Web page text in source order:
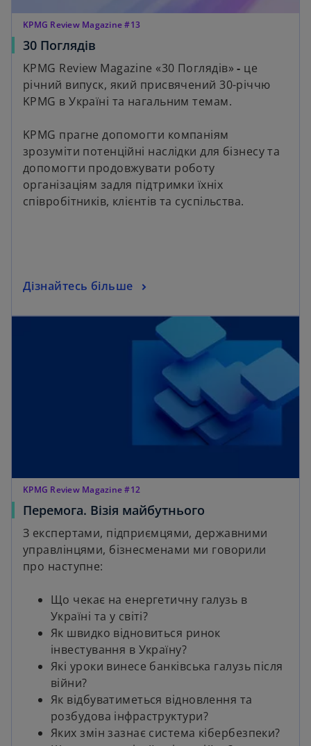
KPMG Review Magazine #13
30 Поглядів
KPMG Review Magazine «30 Поглядів» - це
річний випуск, який присвячений 30-річчю
KPMG в Україні та нагальним темам.
KPMG прагне допомогти компаніям
зрозуміти потенційні наслідки для бізнесу та
допомогти продовжувати роботу
організаціям задля підтримки їхніх
співробітників, клієнтів та суспільства.
Дізнайтесь більше
KPMG Review Magazine #12
Перемога. Візія майбутнього
З експертами, підприємцями, державними
управлінцями, бізнесменами ми говорили
про наступне:
Що чекає на енергетичну галузь в
Україні та у світі?
Як швидко відновиться ринок
інвестування в Україну?
Які уроки винесе банківська галузь після
війни?
Як відбуватиметься відновлення та
розбудова інфраструктури?
Яких змін зазнає система кібербезпеки?